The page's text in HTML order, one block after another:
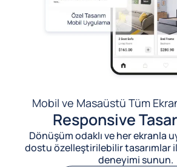
Mobil ve Masaüstü Tüm
Responsive
Dönüşüm odaklı ve her ekranla
dostu özelleştirilebilir tasarımlar
deneyimi sunun.